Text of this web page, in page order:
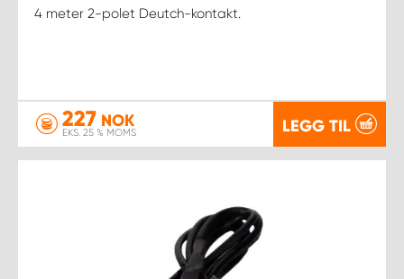
4 meter 2-polet Deutch-kontakt.
227 NOK
EKS. 25 % MOMS LEGG TIL